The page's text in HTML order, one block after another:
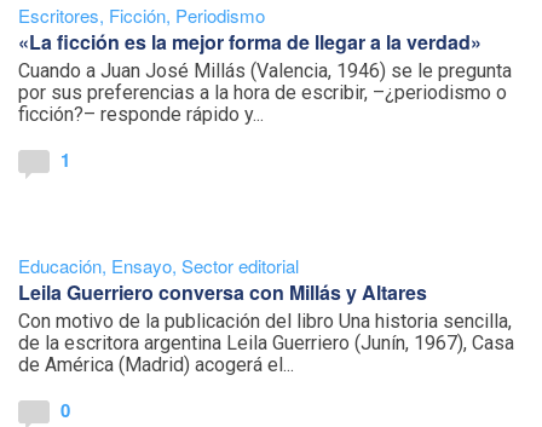
Escritores, Ficción, Periodismo
«La ficción es la mejor forma de llegar a la verdad»
Cuando a Juan José Millás (Valencia, 1946) se le pregunta
por sus preferencias a la hora de escribir, –¿periodismo o
ficción?– responde rápido y...
1
Educación, Ensayo, Sector editorial
Leila Guerriero conversa con Millás y Altares
Con motivo de la publicación del libro Una historia sencilla,
de la escritora argentina Leila Guerriero (Junín, 1967), Casa
de América (Madrid) acogerá el...
0